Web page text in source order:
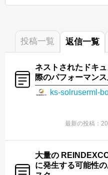
投稿一覧 返信一覧
ネストされたドキ
際のパフォーマン
ks-solruserml-
最新の投稿：
大量の
に発生する可能性